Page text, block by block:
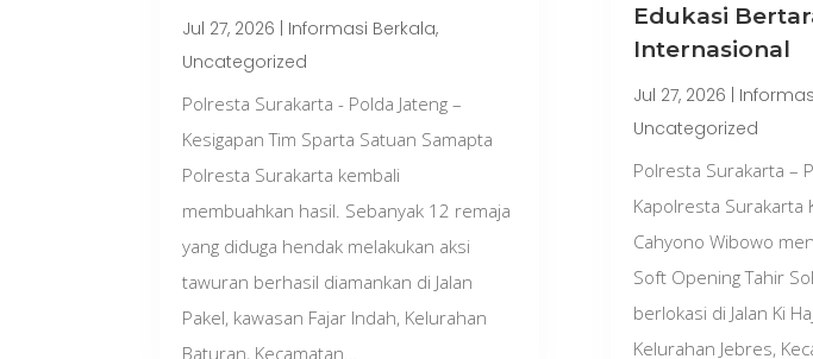
Jul 27, 2026 | Informasi Berkala,
Uncategorized
Polresta Surakarta - Polda Jateng –
Kesigapan Tim Sparta Satuan Samapta
Polresta Surakarta kembali
membuahkan hasil. Sebanyak 12 remaja
yang diduga hendak melakukan aksi
tawuran berhasil diamankan di Jalan
Pakel, kawasan Fajar Indah, Kelurahan
Baturan, Kecamatan...
Edukasi
Internasional
Jul 27, 2026 |
Uncategorized
Polresta Surakarta –
Kapolresta Surakarta
Cahyono Wibowo
Soft Opening Tahir
berlokasi di Jalan Ki
Kelurahan Jebres,